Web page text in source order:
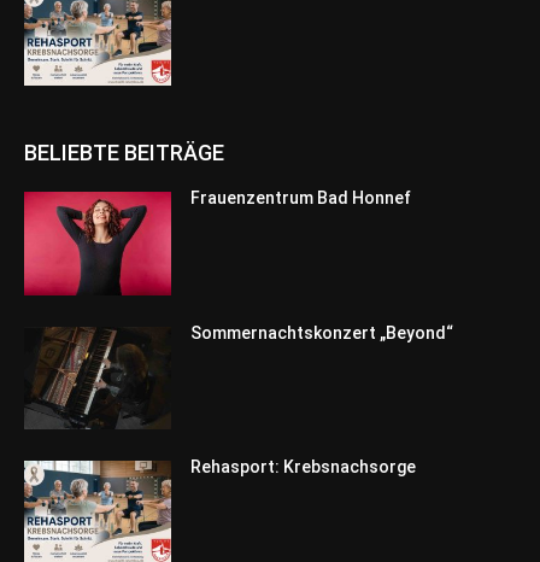
BELIEBTE BEITRÄGE
Frauenzentrum Bad Honnef
Sommernachtskonzert „Beyond“
Rehasport: Krebsnachsorge